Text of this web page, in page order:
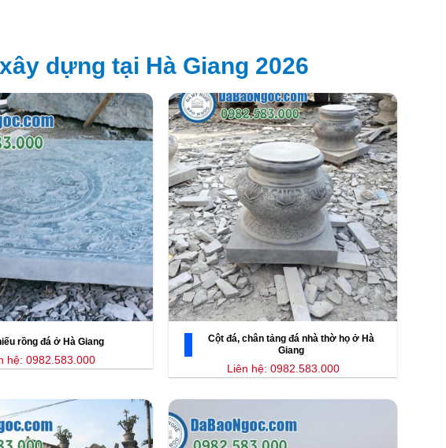
dựng tại Hà Giang 2026
rồng đá ở Hà Giang
hệ: 0982.583.000
Cột đá, chân tảng đá nhà thờ họ ở Hà
Giang
Liên hệ: 0982.583.000